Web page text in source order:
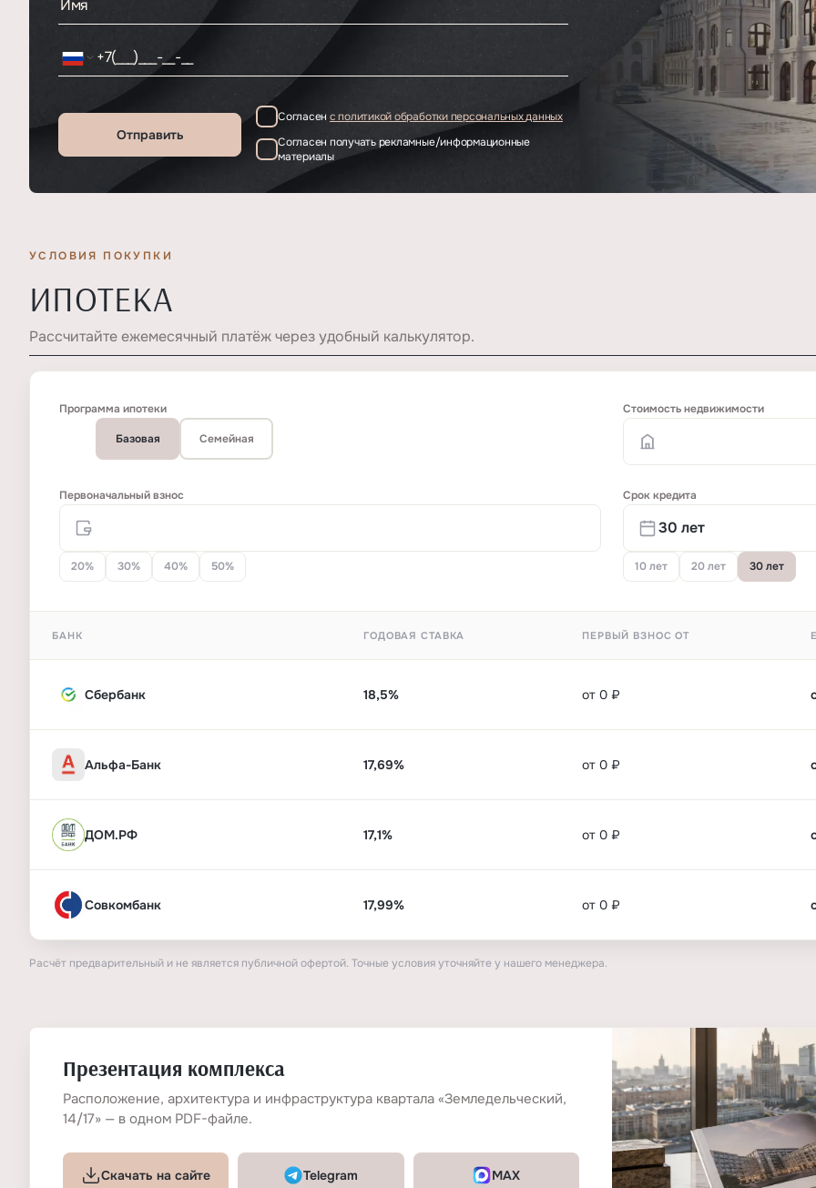
Отправить
Согласен с политикой обработки персональных данных
Согласен получать рекламные/информационные
материалы
УСЛОВИЯ ПОКУПКИ
ИПОТЕКА
Рассчитайте ежемесячный платёж через удобный калькулятор.
Программа ипотеки
Базовая Семейная
Стоимость недвижимости
Первоначальный взнос
20% 30% 40% 50%
Срок кредита
10 лет 20 лет 30 лет
БАНК ГОДОВАЯ СТАВКА ПЕРВЫЙ ВЗНОС ОТ
Сбербанк 18,5% от 0 ₽
Альфа-Банк 17,69% от 0 ₽
ДОМ.РФ 17,1% от 0 ₽
Совкомбанк 17,99% от 0 ₽
Расчёт предварительный и не является публичной офертой. Точные условия уточняйте у нашего менеджера.
Презентация комплекса
Расположение, архитектура и инфраструктура квартала «Земледельческий,
14/17» — в одном PDF-файле.
Скачать на сайте Telegram MAX